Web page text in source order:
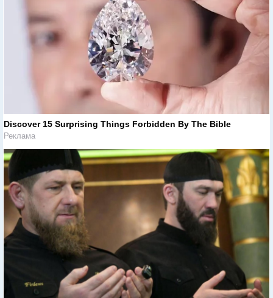
Discover 15 Surprising Things Forbidden By The Bible
Реклама